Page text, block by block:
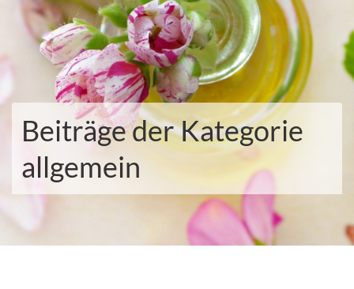
Beiträge der Kategorie
allgemein